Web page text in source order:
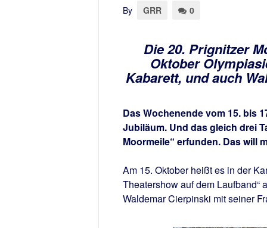
By GRR 0
Die 20. Prignitzer
Oktober
Kabarett, und auch
Das Wochenende vom 15. bis
Jubiläum. Und das gleich drei
Moormeile“ erfunden. Das will
Am 15. Oktober heißt es in der
Theatershow auf dem
Waldemar Cierpinski mit seiner